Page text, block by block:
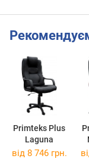
Primteks Plus
Laguna
від 8 746 грн.